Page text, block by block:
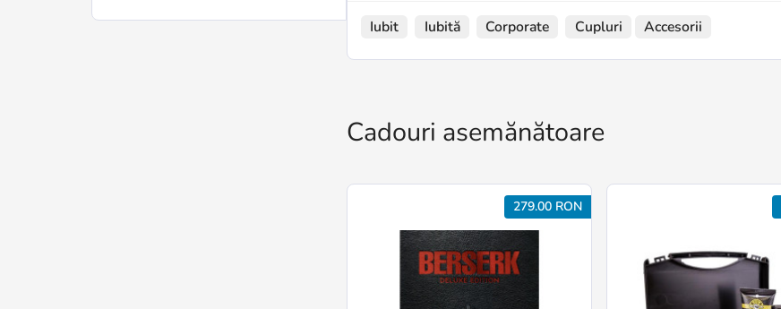
Iubit Iubită Corporate Cupluri Accesorii
Cadouri asemănătoare
279.00 RON